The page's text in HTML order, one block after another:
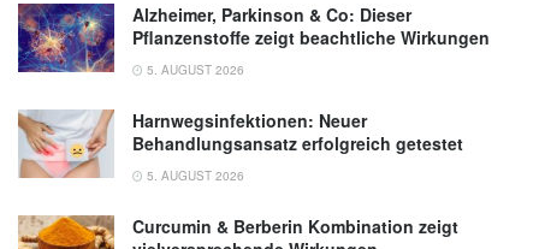
Alzheimer, Parkinson & Co: Dieser
Pflanzenstoffe zeigt beachtliche Wirkungen
5. AUGUST 2026
Harnwegsinfektionen: Neuer
Behandlungsansatz erfolgreich getestet
5. AUGUST 2026
Curcumin & Berberin Kombination zeigt